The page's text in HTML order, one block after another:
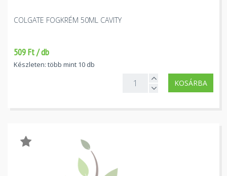
COLGATE FOGKRÉM 50ML CAVITY
509 Ft / db
Készleten: több mint 10 db
KOSÁRBA